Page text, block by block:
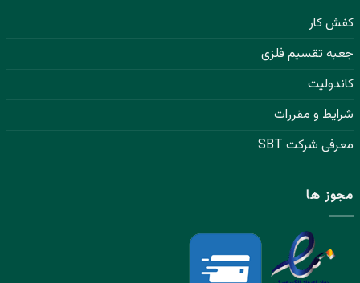
کفش کار
جعبه تقسیم فلزی
کاندولیت
شرایط و مقررات
معرفی شرکت SBT
مجوز ها